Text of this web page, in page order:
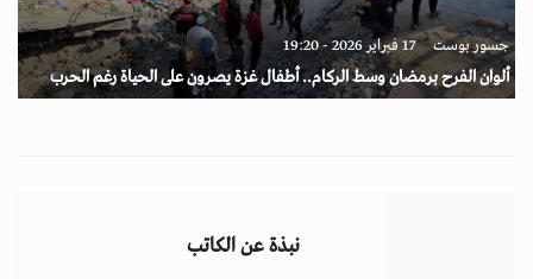
جسور بوست 17 فبراير 2026 - 19:20
ألوان الفرح برمضان وسط الركام.. أطفال غزة يصرون على الحياة رغم الحرب
نبذة عن الكاتب